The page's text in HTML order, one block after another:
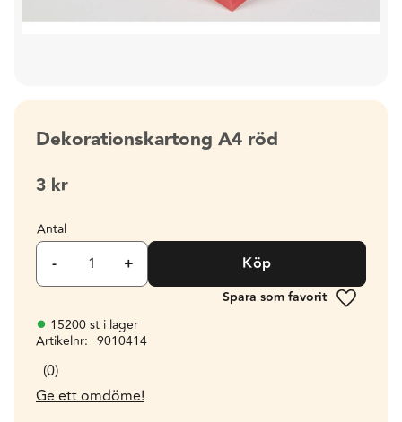
Dekorationskartong A4 röd
3 kr
Antal
+
- Köp
Lägg till
15200 st i lager
Artikelnr
9010414
0
Ge ett omdöme!